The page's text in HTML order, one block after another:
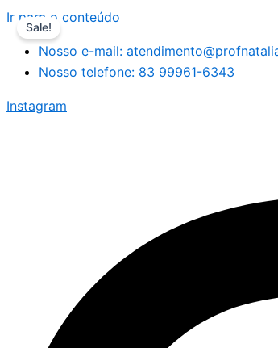
Ir para o conteúdo
Nosso e-mail:
Nosso telefone: 83 99961-6343
Instagram
Sale!